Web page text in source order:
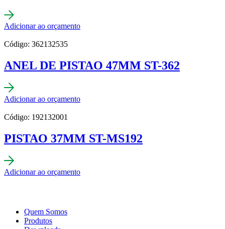
Adicionar ao orçamento
Código: 362132535
ANEL DE PISTAO 47MM ST-362
Adicionar ao orçamento
Código: 192132001
PISTAO 37MM ST-MS192
Adicionar ao orçamento
Quem Somos
Produtos